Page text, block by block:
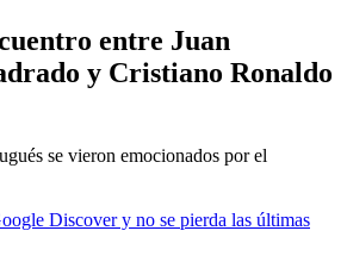
entre Juan
y Cristiano Ronaldo
se vieron emocionados por el
Discover y no se pierda las últimas